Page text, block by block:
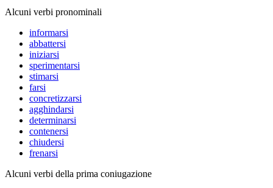
Alcuni verbi pronominali
informarsi
abbattersi
iniziarsi
sperimentarsi
stimarsi
farsi
concretizzarsi
agghindarsi
determinarsi
contenersi
chiudersi
frenarsi
Alcuni verbi della prima coniugazione